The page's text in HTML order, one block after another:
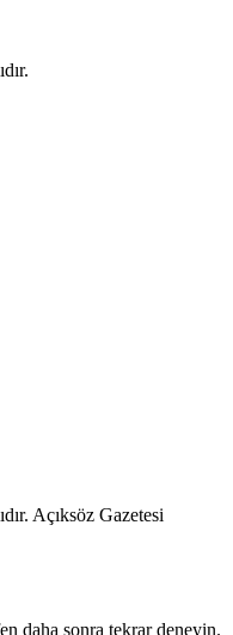
Açıksöz Gazetesi
daha sonra tekrar deneyin.